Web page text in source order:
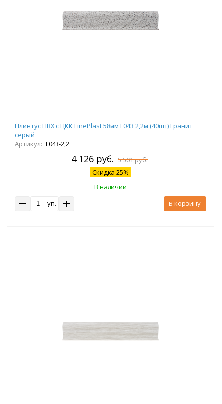
Плинтус ПВХ с ЦКК LinePlast 58мм L043 2,2м (40шт) Гранит
серый
Артикул: L043-2,2
4 126 руб. 5 501 руб.
Скидка 25%
В наличии
уп.
В корзину